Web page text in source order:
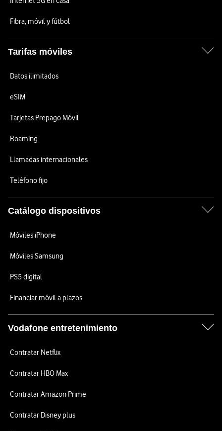
Fibra, móvil y fútbol
Tarifas móviles
Datos ilimitados
eSIM
Tarjetas Prepago Móvil
Roaming
Llamadas internacionales
Teléfono fijo
Catálogo dispositivos
Móviles iPhone
Móviles Samsung
PS5 digital
Financiar móvil a plazos
Vodafone entretenimiento
Contratar Netflix
Contratar HBO Max
Contratar Amazon Prime
Contratar Disney plus